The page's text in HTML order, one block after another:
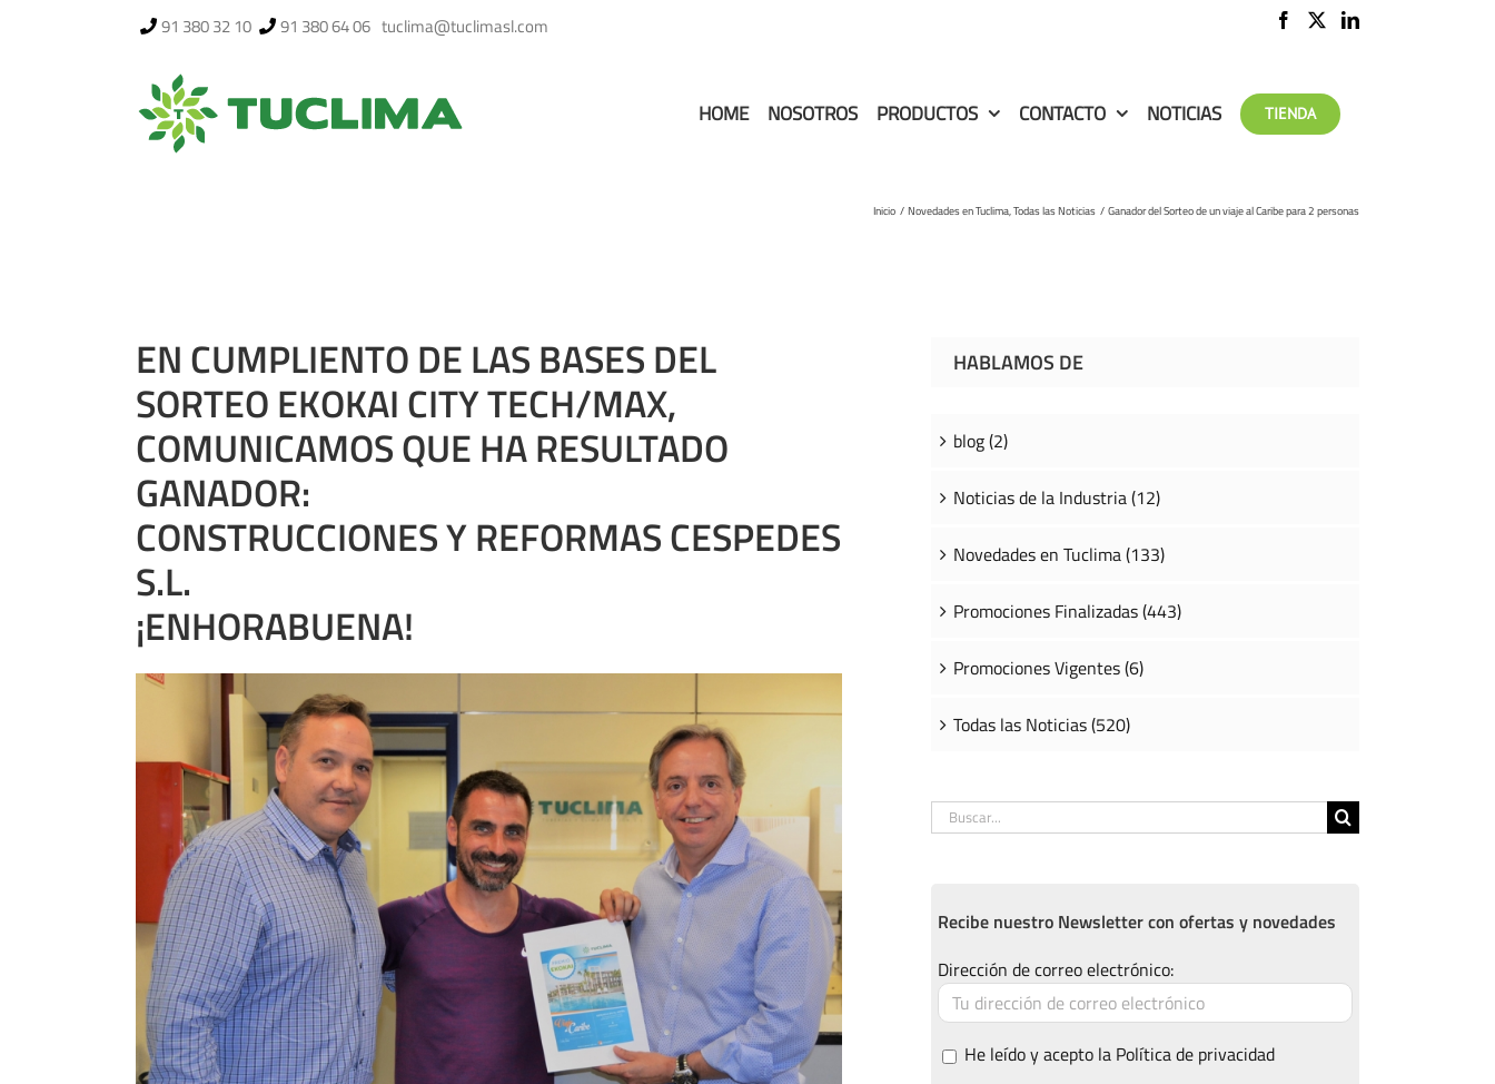
91 380 32 10 91 380 64 06 tuclima@tuclimasl.com
HOME NOSOTROS PRODUCTOS CONTACTO NOTICIAS TIENDA
Inicio Novedades en Tuclima Todas las Noticias Ganador del Sorteo de un viaje al Caribe para 2 personas
EN CUMPLIENTO DE LAS BASES DEL
SORTEO EKOKAI CITY TECH/MAX,
COMUNICAMOS QUE HA RESULTADO
GANADOR:
CONSTRUCCIONES Y REFORMAS CESPEDES
S.L.
¡ENHORABUENA!
HABLAMOS DE
blog (2)
Noticias de la Industria (12)
Novedades en Tuclima (133)
Promociones Finalizadas (443)
Promociones Vigentes (6)
Todas las Noticias (520)
Buscar:
Recibe nuestro Newsletter con ofertas y novedades
Dirección de correo electrónico:
He leído y acepto la Política de privacidad